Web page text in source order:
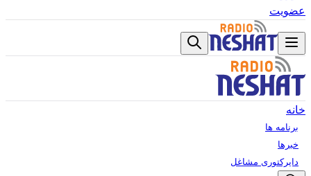
عضویت
خانه
برنامه ها
خبرها
دایرکتوری مشاغل